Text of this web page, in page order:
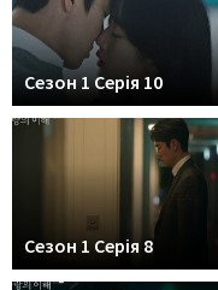
Сезон 1 Серія 10
Сезон 1 Серія 8